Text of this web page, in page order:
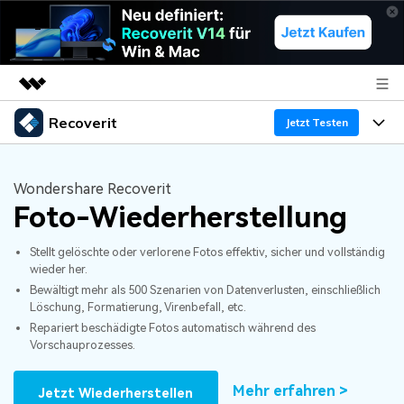
Top-Produkte
Dienstprogramme
Überblick
Lösungen
Über uns
Presseraum
Shop
Support
Recoverit Jetzt Testen
Recoverit für Windows
KI
Ein führendes Tool zur Datenrettung für Windows
Kostenlos Testen
Recoverit für Mac
Funktionen
Wiederherstellung von Laufwerken
Gel?schte Medien wiederherstellen
Exklusive Wiederherstellungsl?sungen
Ressourcen
Warum Recoverit
Experte für Datenrettung
Kundengeschichten
Guide
Wondershare Recoverit
Foto-Wiederherstellung
Stellt gelöschte oder verlorene Fotos effektiv, sicher und vollständig
wieder her.
Bewältigt mehr als 500 Szenarien von Datenverlusten, einschließlich
Löschung, Formatierung, Virenbefall, etc.
Repariert beschädigte Fotos automatisch während des
Vorschauprozesses.
Jetzt Wiederherstellen Mehr erfahren >